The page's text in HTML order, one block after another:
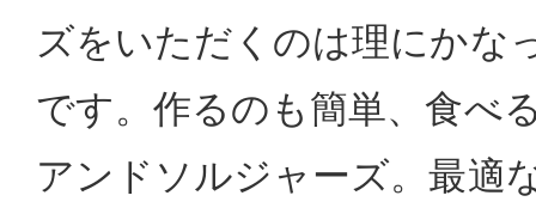
ズをいただくのは理にかな
です。作るのも簡単、食べ
アンドソルジャーズ。最適